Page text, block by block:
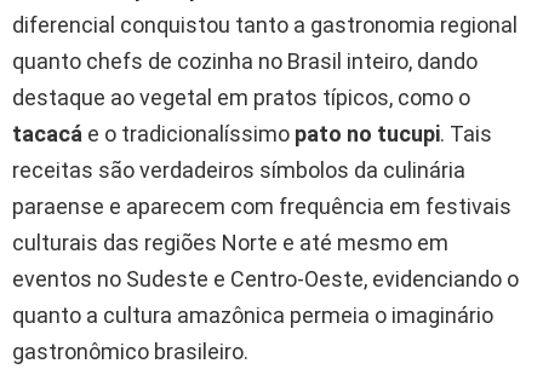
diferencial conquistou tanto a gastronomia regional
quanto chefs de cozinha no Brasil inteiro, dando
destaque ao vegetal em pratos típicos, como o
tacacá e o tradicionalíssimo pato no tucupi. Tais
receitas são verdadeiros símbolos da culinária
paraense e aparecem com frequência em festivais
culturais das regiões Norte e até mesmo em
eventos no Sudeste e Centro-Oeste, evidenciando o
quanto a cultura amazônica permeia o imaginário
gastronômico brasileiro.